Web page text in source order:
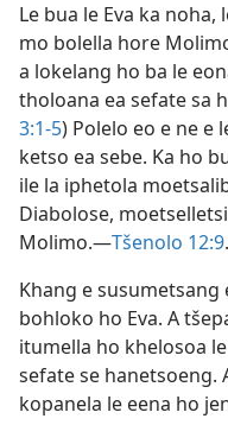
Le bua le Eva ka
mo bolella hore
a lokelang ho ba le
tholoana ea sefate sa
3:1-5) Polelo eo e ne
ketso ea sebe. Ka ho
ile la iphetola
Diabolose,
Molimo.—Tšenolo 12:9.
Khang e susumetsang
bohloko ho Eva. A
itumella ho khelosoa
sefate se hanetsoeng.
kopanela le eena ho